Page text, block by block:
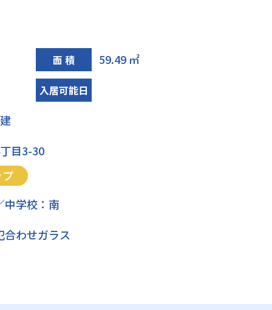
面 積 59.49 ㎡
入居可能日
目3-30
中学校：南
わせガラス